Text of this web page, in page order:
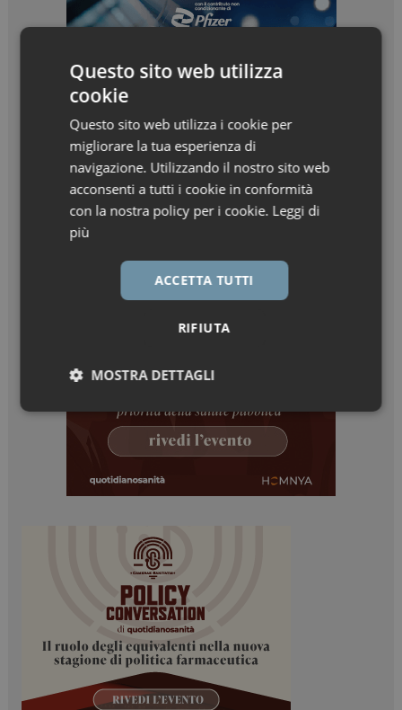
Questo sito web utilizza
cookie
Questo sito web utilizza i cookie per
migliorare la tua esperienza di
navigazione. Utilizzando il nostro sito web
acconsenti a tutti i cookie in conformità
con la nostra policy per i cookie. Leggi di
più
ACCETTA TUTTI
RIFIUTA
MOSTRA DETTAGLI
Necessari Marketing
Necessari
I cookie necessari contribuiscono a rendere fruibile il
sito web abilitandone funzionalità di base quali la
navigazione sulle pagine e l'accesso alle aree
protette del sito. Il sito web non è in grado di
funzionare correttamente senza questi cookie.
NOME
FORNITORE / DOMINIO
_ga
Google LLC
.dailyhealthindustry.it